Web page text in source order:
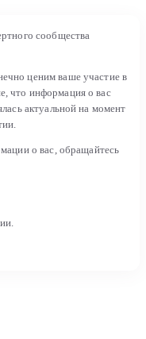
сообщества
ценим ваше участие в
что информация о вас
актуальной на момент
о вас, обращайтесь